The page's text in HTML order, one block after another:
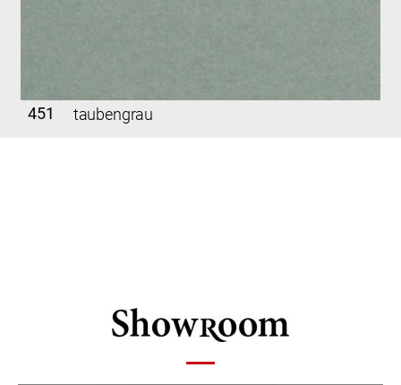
451 taubengrau